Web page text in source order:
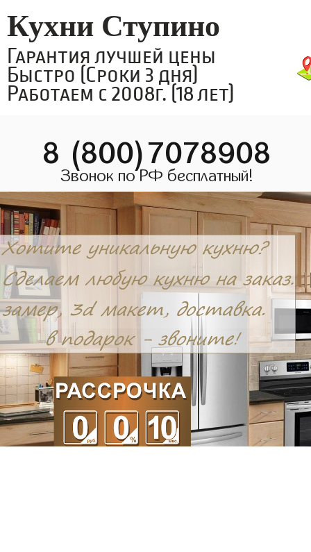
Кухни Ступино
Гарантия лучшей цены
Быстро (Сроки 3 дня)
Работаем с 2008г. (18 лет)
8 (800)7078908
Звонок по РФ бесплатный!